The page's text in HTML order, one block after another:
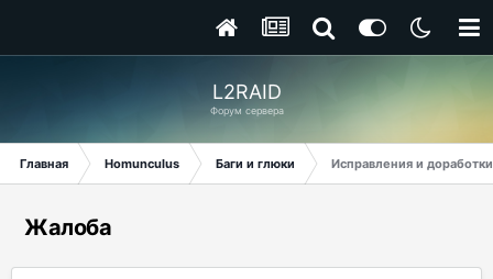
L2RAID
Форум сервера
Главная Homunculus Баги и глюки Исправления и
Жалоба